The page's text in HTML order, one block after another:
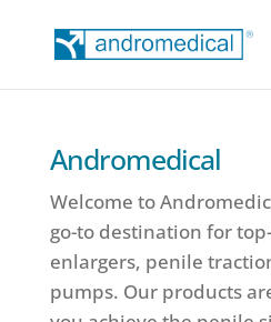
Andromedical
Welcome to
go-to destination for
enlargers, penile
pumps. Our products